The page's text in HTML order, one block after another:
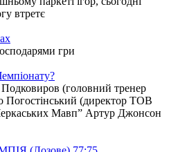
втретє
гри
(головний тренер
(директор ТОВ
Мавп” Артур Джонсон